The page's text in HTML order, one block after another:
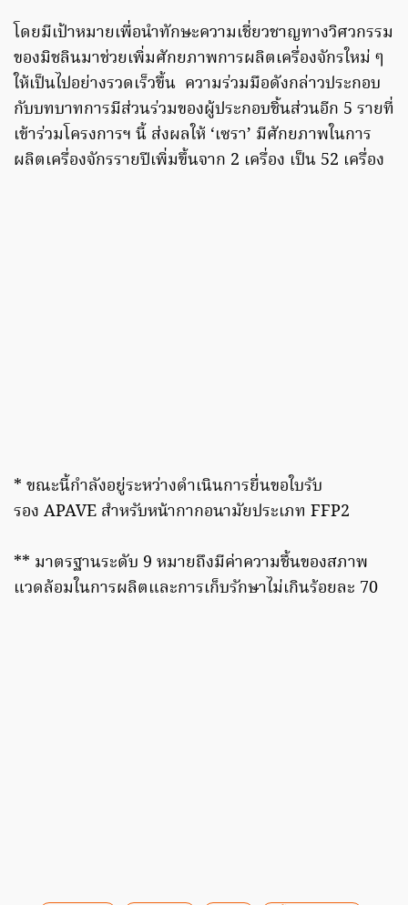
โดยมีเป้าหมายเพื่อนำทักษะความเชี่ยวชาญทางวิศวกรรม
ของมิชลินมาช่วยเพิ่มศักยภาพการผลิตเครื่องจักรใหม่ ๆ
ให้เป็นไปอย่างรวดเร็วขึ้น ความร่วมมือดังกล่าวประกอบ
กับบทบาทการมีส่วนร่วมของผู้ประกอบชิ้นส่วนอีก 5 รายที่
เข้าร่วมโครงการฯ นี้ ส่งผลให้ ‘เซรา’ มีศักยภาพในการ
ผลิตเครื่องจักรรายปีเพิ่มขึ้นจาก 2 เครื่อง เป็น 52 เครื่อง
* ขณะนี้กำลังอยู่ระหว่างดำเนินการยื่นขอใบรับ
รอง APAVE สำหรับหน้ากากอนามัยประเภท FFP2
** มาตรฐานระดับ 9 หมายถึงมีค่าความชื้นของสภาพ
แวดล้อมในการผลิตและการเก็บรักษาไม่เกินร้อยละ 70